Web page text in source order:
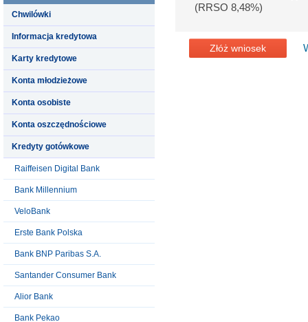
Chwilówki
Informacja kredytowa
Karty kredytowe
Konta młodzieżowe
Konta osobiste
Konta oszczędnościowe
Kredyty gotówkowe
Raiffeisen Digital Bank
Bank Millennium
VeloBank
Erste Bank Polska
Bank BNP Paribas S.A.
Santander Consumer Bank
Alior Bank
Bank Pekao
(RRSO 8,48%)
Złóż wniosek